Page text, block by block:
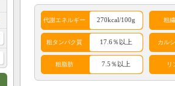
代謝エネルギー 270kcal/100g 粗
粗タンパク質 17.6％以上 カル
粗脂肪 7.5％以上 リ